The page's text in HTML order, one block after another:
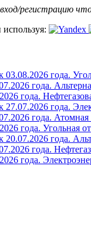
регистрацию
03.08.2026 года.
года.
года.
27.07.2026 года.
года.
года. Угольная
20.07.2026 года.
года.
года.